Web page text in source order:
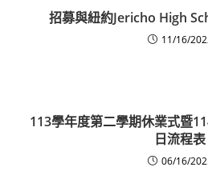
招募與紐約Jericho High
11/16/
113學年度第二學期休業式暨
日流程表
06/16/